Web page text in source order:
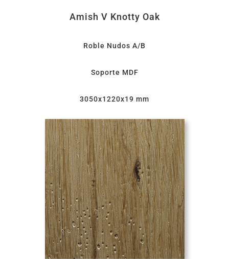
Amish V Knotty Oak
Roble Nudos A/B
Soporte MDF
3050x1220x19 mm